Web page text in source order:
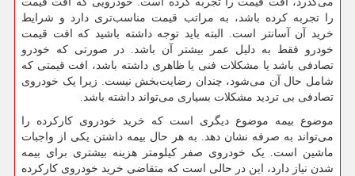
را تجربه کرده باشد، به مراتب قیمت مناسب‌تری دارد و شرایط
خرید آن آسانتر است. البته باید توجه داشته باشید که افت قیمت
خودرو فقط به دلیل عمر بیشتر آن باشد. در صورتی که خودرو
تصادفی باشد یا مشکلات فنی یا ظاهری داشته باشد، افت قیمتی که
شامل حال آن می‌شود، چندان رضایت‌بخش نیست. زیرا یک خودروی
تصادفی بی تردید مشکلات بسیاری می‌تواند داشته باشد.
موضوع بیمه موضوع دیگری است که خرید خودروی کارکرده را
می‌تواند به صرفه نشان دهد. به هر حال بیمه داشتن یکی از واجبات
ماشین است. یک خودروی صفر کیلومتر هزینه بیشتری برای بیمه
شدن نیاز دارد، این در حالی است که متقاضی خرید خودروی کارکرده